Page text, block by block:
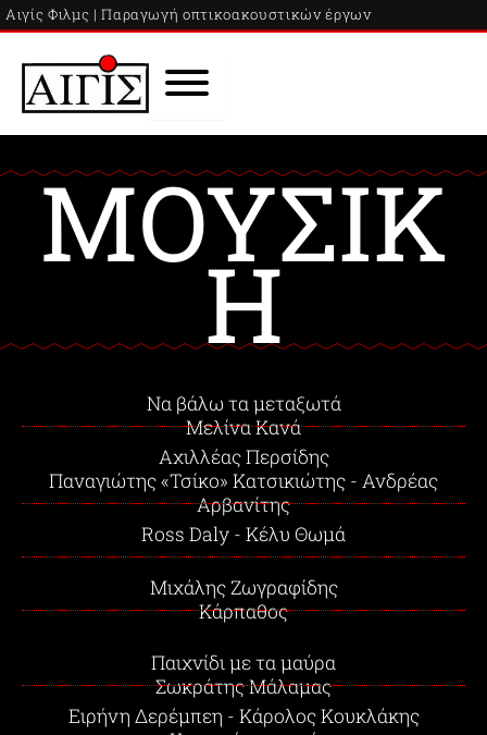
Skip
to
content
Αιγίς Φιλμς | Παραγωγή οπτικοακουστικών έργων
ΜΟΥΣΙΚ
Η
Να βάλω τα μεταξωτά
Μελίνα Κανά
Αχιλλέας Περσίδης
Παναγιώτης «Τσίκο» Κατσικιώτης - Ανδρέας
Αρβανίτης
Ross Daly - Κέλυ Θωμά
Μιχάλης Ζωγραφίδης
Κάρπαθος
Παιχνίδι με τα μαύρα
Σωκράτης Μάλαμας
Ειρήνη Δερέμπεη - Κάρολος Κουκλάκης